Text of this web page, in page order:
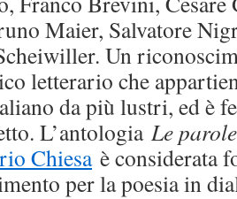
Maier, Salvatore
Un
letterario che
da più lustri, ed è
L’antologia Le
Chiesaè considerata
per la poesia in